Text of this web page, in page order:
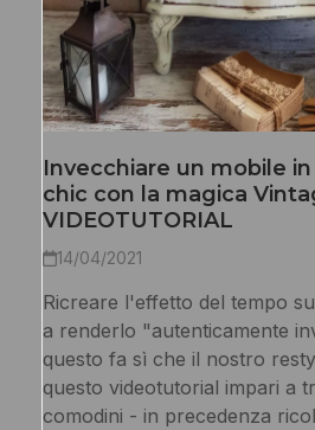
Invecchiare un mobile
chic con la magica
VIDEOTUTORIAL
14/04/2021
Ricreare l'effetto del tempo
a renderlo "autenticamente
questo fa sì che il nostro
questo videotutorial impari a
comodini - in precedenza